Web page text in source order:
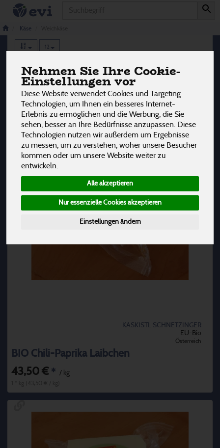
Nehmen Sie Ihre Cookie-
Einstellungen vor
Diese Website verwendet Cookies und Targeting
Technologien, um Ihnen ein besseres Internet-
Erlebnis zu ermöglichen und die Werbung, die Sie
sehen, besser an Ihre Bedürfnisse anzupassen. Diese
Technologien nutzen wir außerdem um Ergebnisse
zu messen, um zu verstehen, woher unsere Besucher
kommen oder um unsere Website weiter zu
entwickeln.
Alle akzeptieren
Nur essenzielle Cookies akzeptieren
Einstellungen ändern
Käse
Weichkäse
12
Hersteller Allergene
KASKISTL SCHNETZINGER
EU-Bio
Österreich
BIO Chili-Paprika Laibchen
43,50 € * / kg